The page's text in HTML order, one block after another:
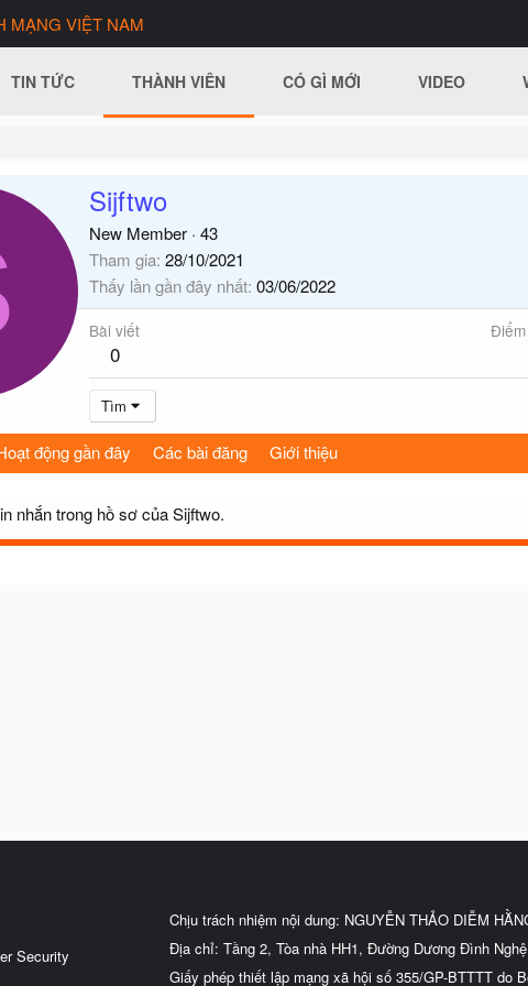
MẠNG VIỆT NAM
TIN TỨC THÀNH VIÊN CÓ GÌ MỚI VIDEO
Sijftwo
New Member · 43
Tham gia 28/10/2021
Thấy lần gần đây nhất 03/06/2022
Bài viết
0
Tìm
động gần đây Các bài đăng Giới thiệu
nhắn trong hồ sơ của Sijftwo.
Security
Chịu trách nhiệm nội dung: NGUYỄN THẢO DIỄM
Địa chỉ: Tầng 2, Tòa nhà HH1, Đường Dương Đình
Giấy phép thiết lập mạng xã hội số 355/GP-BTTTT do